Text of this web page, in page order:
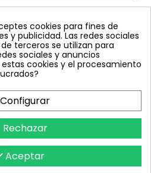
planta
placa
feromona
inyecciones tronco
JED
polillero
- Todos los derechos reservados.
cookies para fines de
y publicidad. Las redes sociales
terceros se utilizan para
sociales y anuncios
cookies y el procesamiento
Configurar
Rechazar
Aceptar